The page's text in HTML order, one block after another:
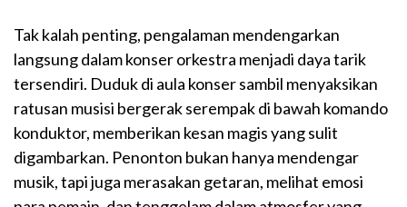
Tak kalah penting, pengalaman mendengarkan
langsung dalam konser orkestra menjadi daya tarik
tersendiri. Duduk di aula konser sambil menyaksikan
ratusan musisi bergerak serempak di bawah komando
konduktor, memberikan kesan magis yang sulit
digambarkan. Penonton bukan hanya mendengar
musik, tapi juga merasakan getaran, melihat emosi